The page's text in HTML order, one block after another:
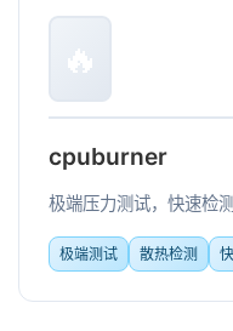
🔥
cpuburner
极端压力测试，快速检
极端测试 散热检测